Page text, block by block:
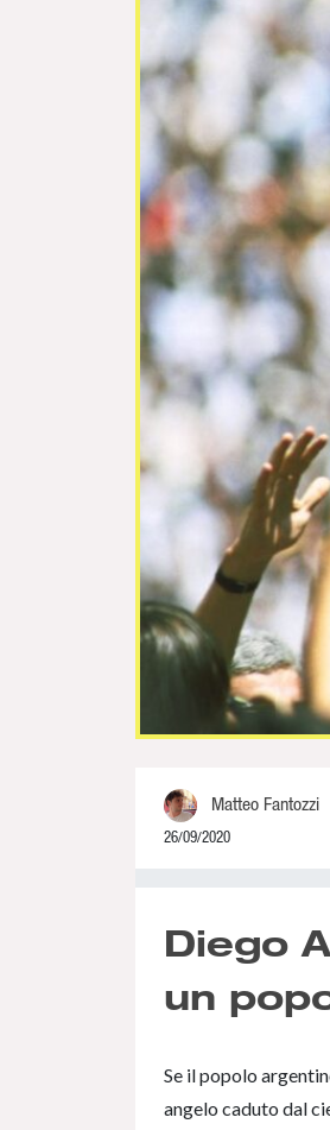
Matteo Fantozzi
26/09/2020
Diego
un
Se il popolo
angelo caduto dal